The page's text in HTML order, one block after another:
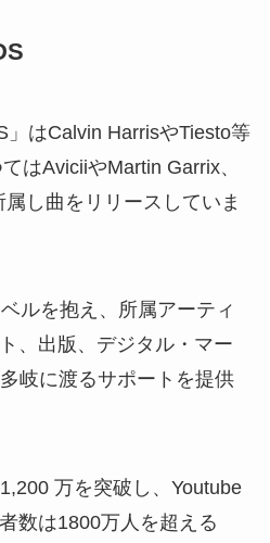
」はCalvin HarrisやTiesto等
はAviciiやMartin Garrix、
し曲をリリースしていま
ルを抱え、所属アーティ
、出版、デジタル・マー
岐に渡るサポートを提供
万を突破し、Youtube
数は1800万人を超える